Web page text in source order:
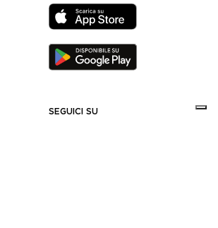
SEGUICI SU